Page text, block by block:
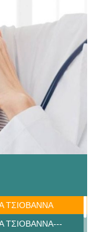
ΤΣΙΟΒΑΝΝΑ
ΤΣΙΟΒΑΝΝΑ---